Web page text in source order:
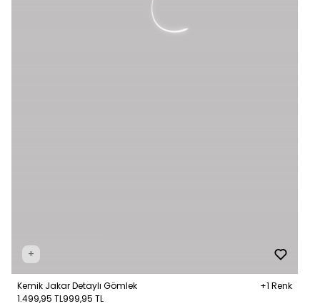
+
Kemik Jakar Detaylı Gömlek
+1 Renk
1.499,95 TL999,95 TL